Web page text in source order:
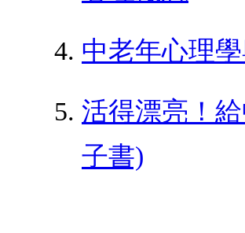
中老年心理
活得漂亮！
子書)